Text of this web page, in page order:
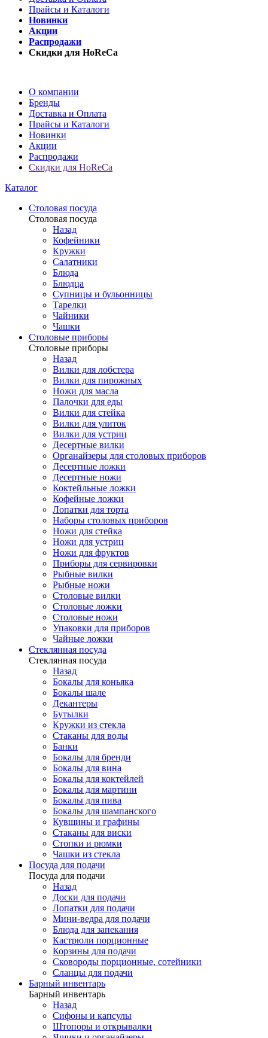
Прайсы и Каталоги
Новинки
Акции
Распродажи
Скидки для HoReCa
О компании
Бренды
Доставка и Оплата
Прайсы и Каталоги
Новинки
Акции
Распродажи
Скидки для HoReCa
Каталог
Столовая посуда
Столовая посуда
Назад
Кофейники
Кружки
Салатники
Блюда
Блюдца
Супницы и бульонницы
Тарелки
Чайники
Чашки
Cтоловые приборы
Cтоловые приборы
Назад
Вилки для лобстера
Вилки для пирожных
Ножи для масла
Палочки для еды
Вилки для стейка
Вилки для улиток
Вилки для устриц
Десертные вилки
Органайзеры для столовых приборов
Десертные ложки
Десертные ножи
Коктейльные ложки
Кофейные ложки
Лопатки для торта
Наборы столовых приборов
Ножи для стейка
Ножи для устриц
Ножи для фруктов
Приборы для сервировки
Рыбные вилки
Рыбные ножи
Столовые вилки
Столовые ложки
Столовые ножи
Упаковки для приборов
Чайные ложки
Стеклянная посуда
Стеклянная посуда
Назад
Бокалы для коньяка
Бокалы шале
Декантеры
Бутылки
Кружки из стекла
Стаканы для воды
Банки
Бокалы для бренди
Бокалы для вина
Бокалы для коктейлей
Бокалы для мартини
Бокалы для пива
Бокалы для шампанского
Кувшины и графины
Стаканы для виски
Стопки и рюмки
Чашки из стекла
Посуда для подачи
Посуда для подачи
Назад
Доски для подачи
Лопатки для подачи
Мини-ведра для подачи
Блюда для запекания
Кастрюли порционные
Корзины для подачи
Сковороды порционные, сотейники
Сланцы для подачи
Барный инвентарь
Барный инвентарь
Назад
Сифоны и капсулы
Штопоры и открывалки